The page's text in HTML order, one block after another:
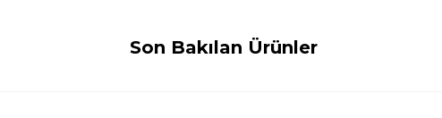
Son Bakılan Ürünler